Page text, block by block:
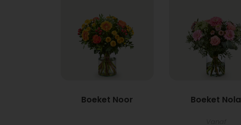
Boeket Noor Boeket Nola